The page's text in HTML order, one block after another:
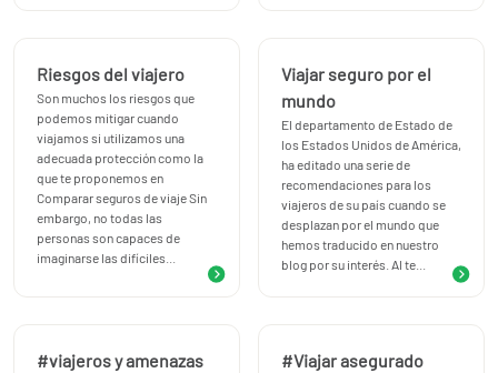
de viaje a los viajes deportivos como Aguas bravas, airsolf,
barranquismo, buceo y actividades subacuáticas a menos
de 20 metros de profundidad, búlder hasta 8 metros de
altura, equitación, escalada deportiva, esgrima,
espeleología a menos de 150 metros de profundidad, esquí
acuático, fly surf, hidrobob, hidrospeed, kitesurf,
cicloturismo, travesías en bicicleta de montaña, psicobloc
hasta 8 metros de altura, quads, rafting, rapel, salto
elástico, supervivencia, trekking hasta 5.000 metros de
altitud, y cualquier otra actividad de similares
características que apruebe el asegurador.
Si encuentras cualquier problema o duda, no dejes de
llamarnos por teléfono o escribirnos preguntándonos al
Riesgos del viajero
Son muchos los riesgos que
podemos mitigar cuando
viajamos si utilizamos una
adecuada protección como la
que te proponemos en
Comparar seguros de viaje Sin
embargo, no todas las
personas son capaces de
imaginarse las difíciles...
Viajar seguro por el
mundo
El departamento de Estado de
los Estados Unidos de América,
ha editado una serie de
recomendaciones para los
viajeros de su país cuando se
desplazan por el mundo que
hemos traducido en nuestro
blog por su interés. Al te...
#viajeros y amenazas
#Viajar asegurado